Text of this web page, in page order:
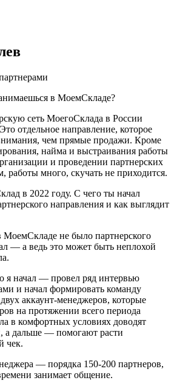
в МоемСкладе?
сеть МоегоСклада в России
отдельное направление, которое
чем прямые продажи. Кроме
найма и выстраивания работы
и проведении партнерских
много, скучать не приходится.
в 2022 году. С чего ты начал
направления и как выглядит
не было партнерского
— а ведь это может быть неплохой
я начал — провел ряд интервью
и начал формировать команду
аккаунт-менеджеров, которые
на протяжении всего периода
в комфортных условиях доводят
а дальше — помогают расти
чек.
— порядка 150‑200 партнеров,
занимает общение.